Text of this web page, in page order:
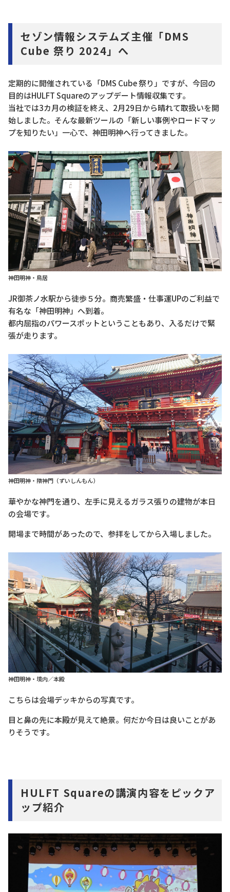
セゾン情報システムズ主催「DMS
Cube 祭り 2024」へ
定期的に開催されている「DMS Cube 祭り」ですが、今回の
目的はHULFT Squareのアップデート情報収集です。
当社では3カ月の検証を終え、2月29日から晴れて取扱いを開
始しました。そんな最新ツールの「新しい事例やロードマッ
プを知りたい」一心で、神田明神へ行ってきました。
神田明神・鳥居
JR御茶ノ水駅から徒歩５分。商売繁盛・仕事運UPのご利益で
有名な「神田明神」へ到着。
都内屈指のパワースポットということもあり、入るだけで緊
張が走ります。
神田明神・隋神門（ずいしんもん）
華やかな神門を通り、左手に見えるガラス張りの建物が本日
の会場です。
開場まで時間があったので、参拝をしてから入場しました。
神田明神・境内／本殿
こちらは会場デッキからの写真です。
目と鼻の先に本殿が見えて絶景。何だか今日は良いことがあ
りそうです。
HULFT Squareの講演内容をピックア
ップ紹介